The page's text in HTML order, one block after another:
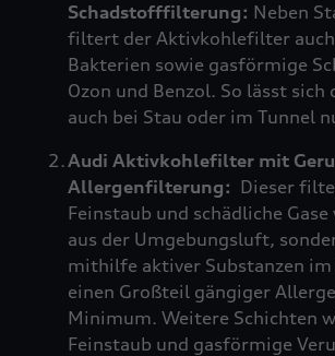
Schadstofffilterung: Neben
filtert der Aktivkohlefilter auch
Bakterien sowie gasförmige
Ozon und Benzol. So lässt sich
auch bei Stau oder im Tunnel
Audi Aktivkohlefilter mit
Allergenfilterung: Dieser
Feinstaub und schädliche
aus der Umgebungsluft,
mithilfe aktiver Substanzen im
einen Großteil gängiger
Minimum. Weitere Schichten
Feinstaub und gasförmige